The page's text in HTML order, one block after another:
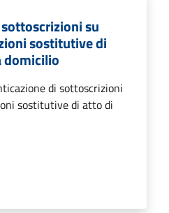
su
sostitutive di
domicilio
di sottoscrizioni
sostitutive di atto di